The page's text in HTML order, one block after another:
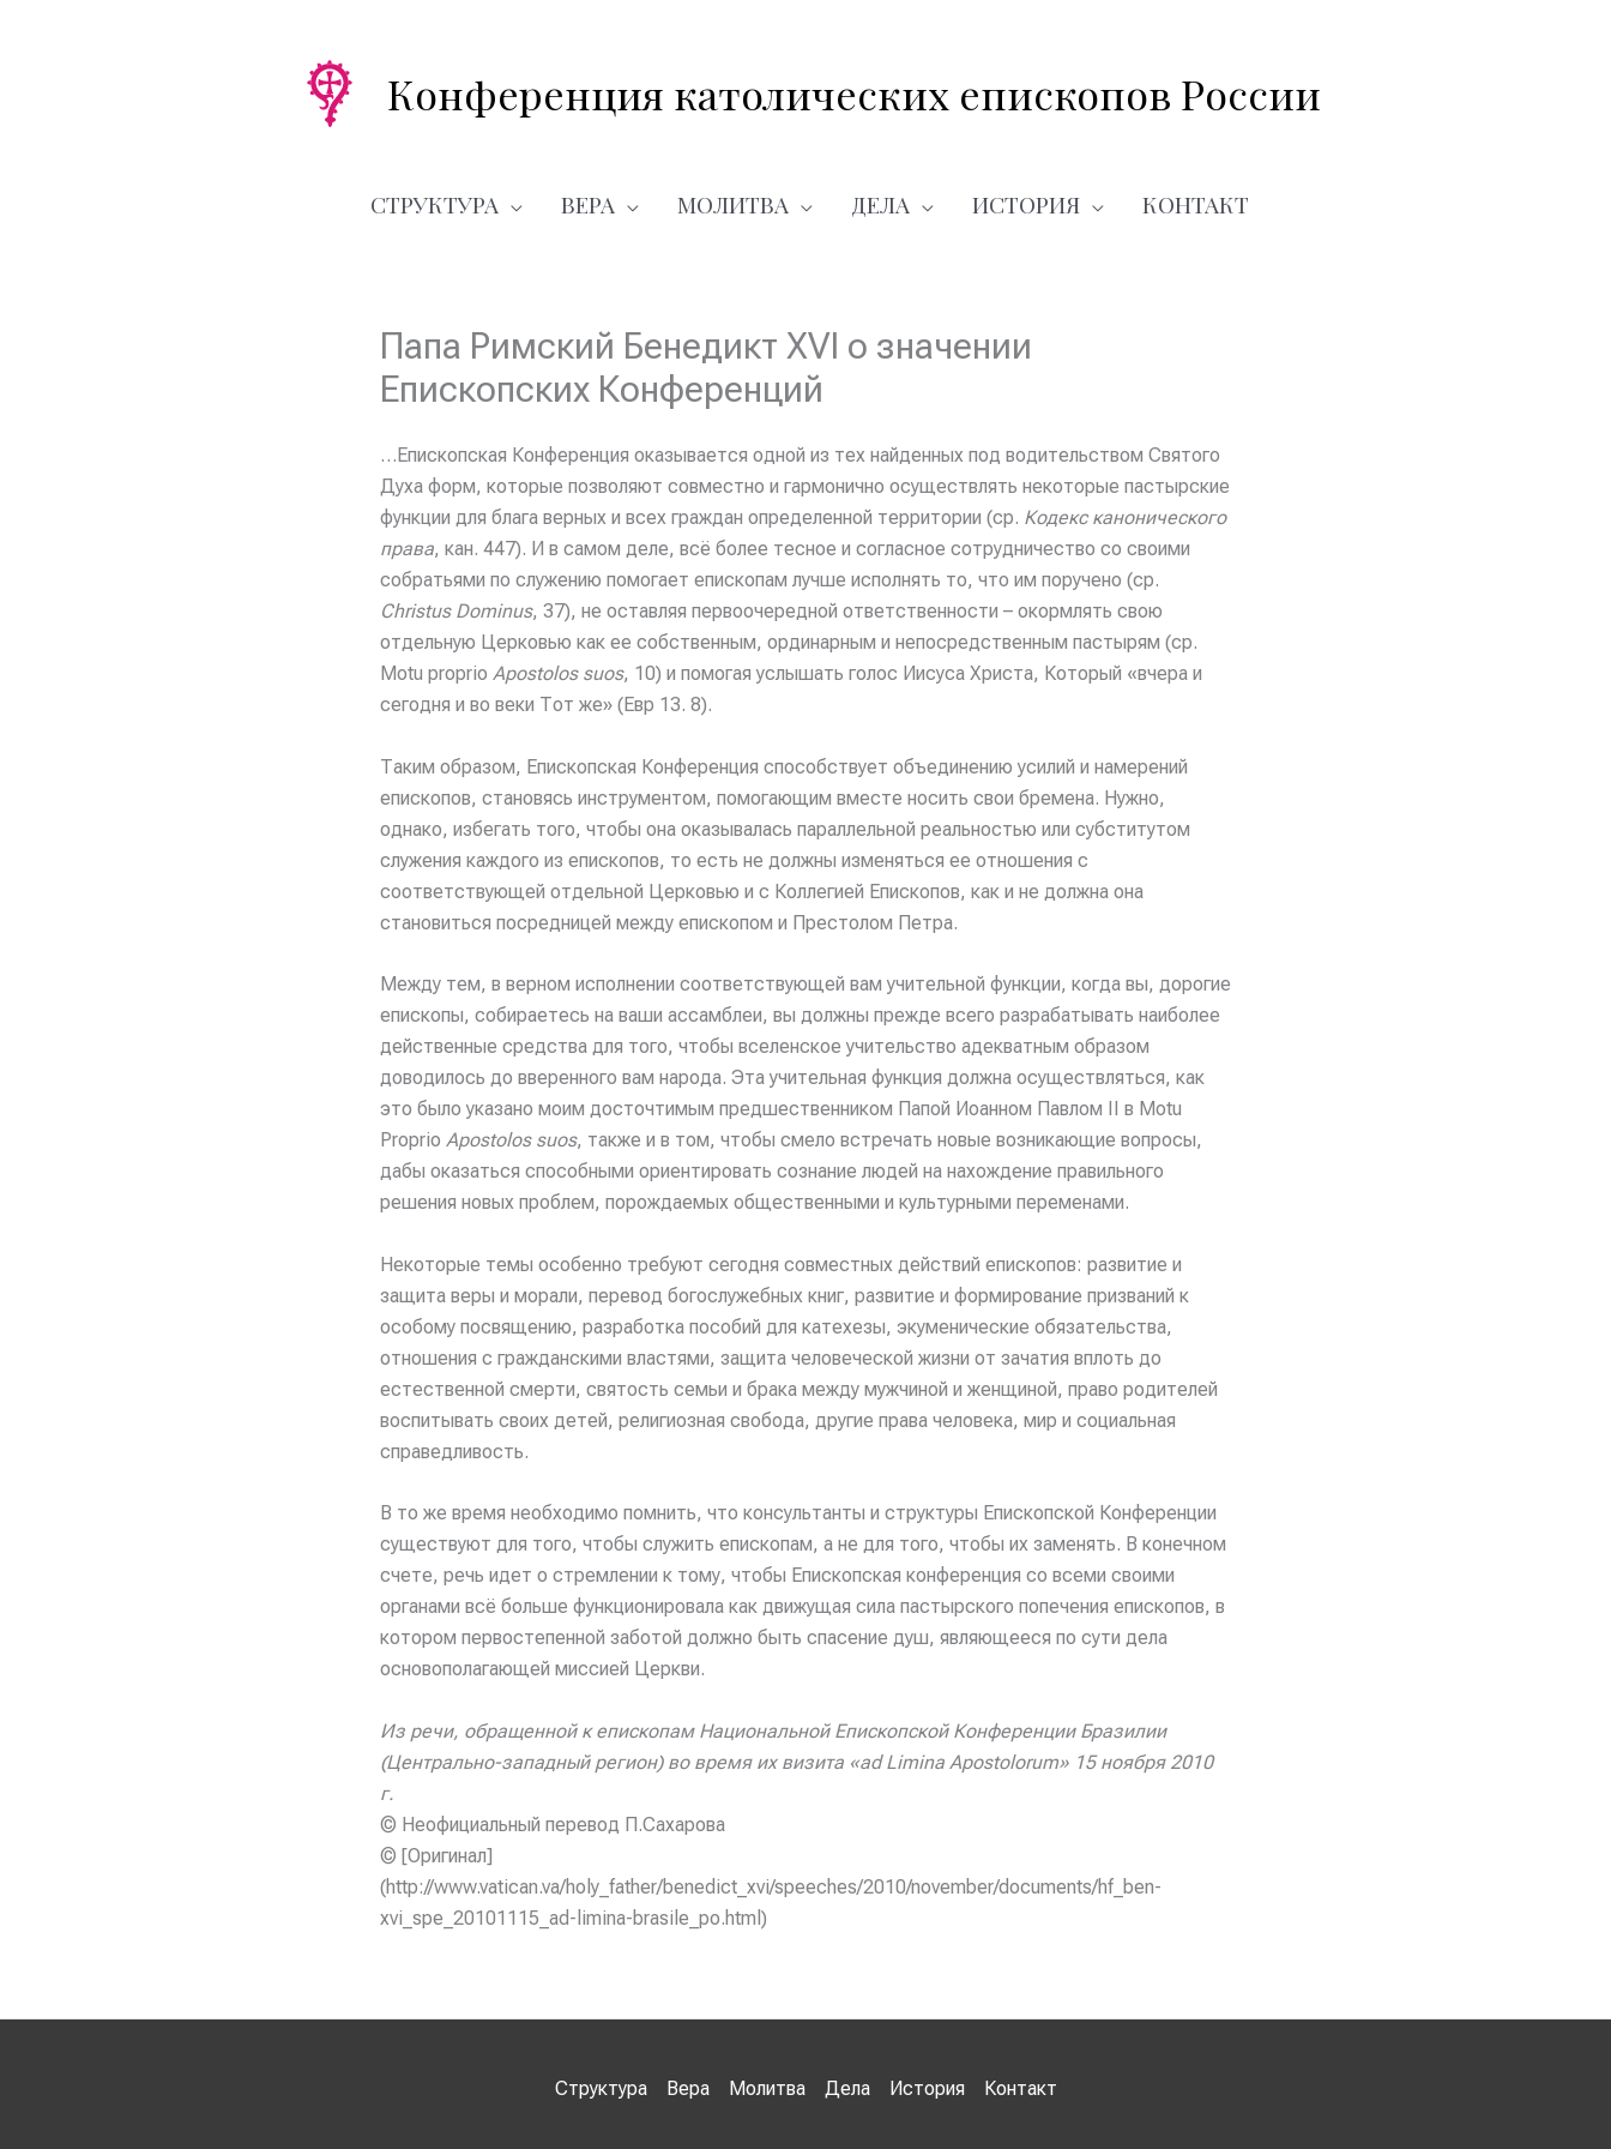
Конференция католических епископов России
СТРУКТУРА ВЕРА МОЛИТВА ДЕЛА ИСТОРИЯ КОНТАКТ
Папа Римский Бенедикт XVI о значении
Епископских Конференций
…Епископская Конференция оказывается одной из тех найденных под водительством Святого
Духа форм, которые позволяют совместно и гармонично осуществлять некоторые пастырские
функции для блага верных и всех граждан определенной территории (ср. Кодекс канонического
права, кан. 447). И в самом деле, всё более тесное и согласное сотрудничество со своими
собратьями по служению помогает епископам лучше исполнять то, что им поручено (ср.
Christus Dominus, 37), не оставляя первоочередной ответственности – окормлять свою
отдельную Церковью как ее собственным, ординарным и непосредственным пастырям (ср.
Motu proprio Apostolos suos, 10) и помогая услышать голос Иисуса Христа, Который «вчера и
сегодня и во веки Тот же» (Евр 13. 8).
Таким образом, Епископская Конференция способствует объединению усилий и намерений
епископов, становясь инструментом, помогающим вместе носить свои бремена. Нужно,
однако, избегать того, чтобы она оказывалась параллельной реальностью или субститутом
служения каждого из епископов, то есть не должны изменяться ее отношения с
соответствующей отдельной Церковью и с Коллегией Епископов, как и не должна она
становиться посредницей между епископом и Престолом Петра.
Между тем, в верном исполнении соответствующей вам учительной функции, когда вы, дорогие
епископы, собираетесь на ваши ассамблеи, вы должны прежде всего разрабатывать наиболее
действенные средства для того, чтобы вселенское учительство адекватным образом
доводилось до вверенного вам народа. Эта учительная функция должна осуществляться, как
это было указано моим досточтимым предшественником Папой Иоанном Павлом II в Motu
Proprio Apostolos suos, также и в том, чтобы смело встречать новые возникающие вопросы,
дабы оказаться способными ориентировать сознание людей на нахождение правильного
решения новых проблем, порождаемых общественными и культурными переменами.
Некоторые темы особенно требуют сегодня совместных действий епископов: развитие и
защита веры и морали, перевод богослужебных книг, развитие и формирование призваний к
особому посвящению, разработка пособий для катехезы, экуменические обязательства,
отношения с гражданскими властями, защита человеческой жизни от зачатия вплоть до
естественной смерти, святость семьи и брака между мужчиной и женщиной, право родителей
воспитывать своих детей, религиозная свобода, другие права человека, мир и социальная
справедливость.
В то же время необходимо помнить, что консультанты и структуры Епископской Конференции
существуют для того, чтобы служить епископам, а не для того, чтобы их заменять. В конечном
счете, речь идет о стремлении к тому, чтобы Епископская конференция со всеми своими
органами всё больше функционировала как движущая сила пастырского попечения епископов, в
котором первостепенной заботой должно быть спасение душ, являющееся по сути дела
основополагающей миссией Церкви.
Из речи, обращенной к епископам Национальной Епископской Конференции Бразилии
(Центрально-западный регион) во время их визита «ad Limina Apostolorum» 15 ноября 2010
г.
© Неофициальный перевод П.Сахарова
© [Оригинал]
(http://www.vatican.va/holy_father/benedict_xvi/speeches/2010/november/documents/hf_ben-
xvi_spe_20101115_ad-limina-brasile_po.html)
Структура Вера Молитва Дела История Контакт